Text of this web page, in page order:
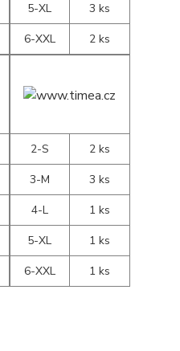
5-XL
3 ks
6-XXL
2 ks
2-S
2 ks
3-M
3 ks
4-L
1 ks
5-XL
1 ks
6-XXL
1 ks